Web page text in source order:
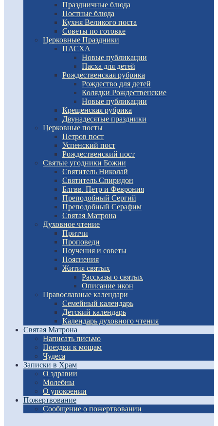
Праздничные блюда
Постные блюда
Кухня Великого поста
Советы по готовке
Церковные Праздники
ПАСХА
Новые публикации
Пасха для детей
Рождественская рубрика
Рождество для детей
Колядки Рождественские
Новые публикации
Крещенская рубрика
Двунадесятые праздники
Церковные посты
Петров пост
Успенский пост
Рождественский пост
Святые угодники Божии
Святитель Николай
Святитель Спиридон
Блгвв. Петр и Феврония
Преподобный Сергий
Преподобный Серафим
Святая Матрона
Духовное чтение
Притчи
Проповеди
Поучения и советы
Пояснения
Жития святых
Рассказы о святых
Описание икон
Православные календари
Семейный календарь
Детский календарь
Календарь духовного чтения
Святая Матрона
Написать письмо
Поездки к мощам
Чудеса
Записки в Храм
О здравии
Молебны
О упокоении
Пожертвование
Сообщение о пожертвовании